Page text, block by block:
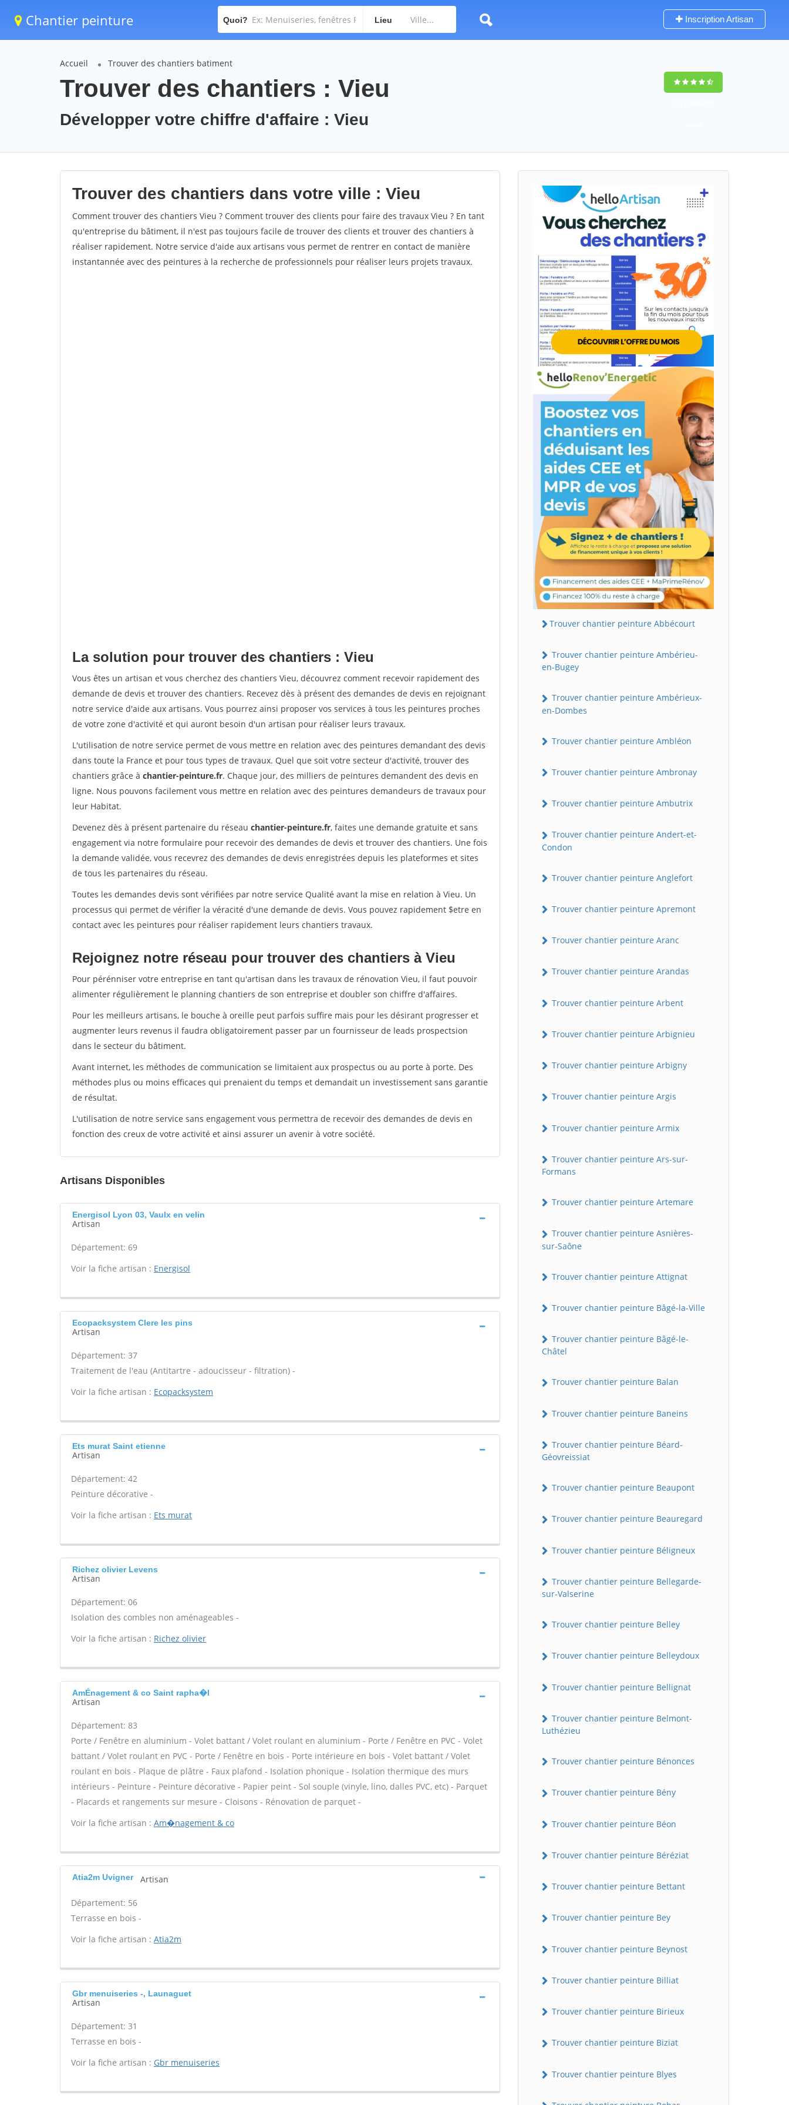
Chantier peinture Quoi? Lieu Inscription Artisan
Accueil Trouver des chantiers batiment
Trouver des chantiers : Vieu
Développer votre chiffre d'affaire : Vieu
Trouver des chantiers dans votre ville : Vieu
Comment trouver des chantiers Vieu ? Comment trouver des clients pour faire des travaux Vieu ? En tant
qu'entreprise du bâtiment, il n'est pas toujours facile de trouver des clients et trouver des chantiers à
réaliser rapidement. Notre service d'aide aux artisans vous permet de rentrer en contact de manière
instantannée avec des peintures à la recherche de professionnels pour réaliser leurs projets travaux.
La solution pour trouver des chantiers : Vieu
Vous êtes un artisan et vous cherchez des chantiers Vieu, découvrez comment recevoir rapidement des
demande de devis et trouver des chantiers. Recevez dès à présent des demandes de devis en rejoignant
notre service d'aide aux artisans. Vous pourrez ainsi proposer vos services à tous les peintures proches
de votre zone d'activité et qui auront besoin d'un artisan pour réaliser leurs travaux.
L'utilisation de notre service permet de vous mettre en relation avec des peintures demandant des devis
dans toute la France et pour tous types de travaux. Quel que soit votre secteur d'activité, trouver des
chantiers grâce à chantier-peinture.fr. Chaque jour, des milliers de peintures demandent des devis en
ligne. Nous pouvons facilement vous mettre en relation avec des peintures demandeurs de travaux pour
leur Habitat.
Devenez dès à présent partenaire du réseau chantier-peinture.fr, faites une demande gratuite et sans
engagement via notre formulaire pour recevoir des demandes de devis et trouver des chantiers. Une fois
la demande validée, vous recevrez des demandes de devis enregistrées depuis les plateformes et sites
de tous les partenaires du réseau.
Toutes les demandes devis sont vérifiées par notre service Qualité avant la mise en relation à Vieu. Un
processus qui permet de vérifier la véracité d'une demande de devis. Vous pouvez rapidement $etre en
contact avec les peintures pour réaliser rapidement leurs chantiers travaux.
Rejoignez notre réseau pour trouver des chantiers à Vieu
Pour pérénniser votre entreprise en tant qu'artisan dans les travaux de rénovation Vieu, il faut pouvoir
alimenter régulièrement le planning chantiers de son entreprise et doubler son chiffre d'affaires.
Pour les meilleurs artisans, le bouche à oreille peut parfois suffire mais pour les désirant progresser et
augmenter leurs revenus il faudra obligatoirement passer par un fournisseur de leads prospectsion
dans le secteur du bâtiment.
Avant internet, les méthodes de communication se limitaient aux prospectus ou au porte à porte. Des
méthodes plus ou moins efficaces qui prenaient du temps et demandait un investissement sans garantie
de résultat.
L'utilisation de notre service sans engagement vous permettra de recevoir des demandes de devis en
fonction des creux de votre activité et ainsi assurer un avenir à votre société.
Artisans Disponibles
Energisol Lyon 03, Vaulx en velin
Artisan
Département: 69
Voir la fiche artisan : Energisol
Ecopacksystem Clere les pins
Artisan
Département: 37
Traitement de l'eau (Antitartre - adoucisseur - filtration) -
Voir la fiche artisan : Ecopacksystem
Ets murat Saint etienne
Artisan
Département: 42
Peinture décorative -
Voir la fiche artisan : Ets murat
Richez olivier Levens
Artisan
Département: 06
Isolation des combles non aménageables -
Voir la fiche artisan : Richez olivier
AmÉnagement & co Saint rapha�l
Artisan
Département: 83
Porte / Fenêtre en aluminium - Volet battant / Volet roulant en aluminium - Porte / Fenêtre en PVC - Volet
battant / Volet roulant en PVC - Porte / Fenêtre en bois - Porte intérieure en bois - Volet battant / Volet
roulant en bois - Plaque de plâtre - Faux plafond - Isolation phonique - Isolation thermique des murs
intérieurs - Peinture - Peinture décorative - Papier peint - Sol souple (vinyle, lino, dalles PVC, etc) - Parquet
- Placards et rangements sur mesure - Cloisons - Rénovation de parquet -
Voir la fiche artisan : Am�nagement & co
Atia2m Uvigner Artisan
Département: 56
Terrasse en bois -
Voir la fiche artisan : Atia2m
Gbr menuiseries -, Launaguet
Artisan
Département: 31
Terrasse en bois -
Voir la fiche artisan : Gbr menuiseries
Trouver chantier peinture Abbécourt
Trouver chantier peinture Ambérieu-
en-Bugey
Trouver chantier peinture Ambérieux-
en-Dombes
Trouver chantier peinture Ambléon
Trouver chantier peinture Ambronay
Trouver chantier peinture Ambutrix
Trouver chantier peinture Andert-et-
Condon
Trouver chantier peinture Anglefort
Trouver chantier peinture Apremont
Trouver chantier peinture Aranc
Trouver chantier peinture Arandas
Trouver chantier peinture Arbent
Trouver chantier peinture Arbignieu
Trouver chantier peinture Arbigny
Trouver chantier peinture Argis
Trouver chantier peinture Armix
Trouver chantier peinture Ars-sur-
Formans
Trouver chantier peinture Artemare
Trouver chantier peinture Asnières-
sur-Saône
Trouver chantier peinture Attignat
Trouver chantier peinture Bâgé-la-Ville
Trouver chantier peinture Bâgé-le-
Châtel
Trouver chantier peinture Balan
Trouver chantier peinture Baneins
Trouver chantier peinture Béard-
Géovreissiat
Trouver chantier peinture Beaupont
Trouver chantier peinture Beauregard
Trouver chantier peinture Béligneux
Trouver chantier peinture Bellegarde-
sur-Valserine
Trouver chantier peinture Belley
Trouver chantier peinture Belleydoux
Trouver chantier peinture Bellignat
Trouver chantier peinture Belmont-
Luthézieu
Trouver chantier peinture Bénonces
Trouver chantier peinture Bény
Trouver chantier peinture Béon
Trouver chantier peinture Béréziat
Trouver chantier peinture Bettant
Trouver chantier peinture Bey
Trouver chantier peinture Beynost
Trouver chantier peinture Billiat
Trouver chantier peinture Birieux
Trouver chantier peinture Biziat
Trouver chantier peinture Blyes